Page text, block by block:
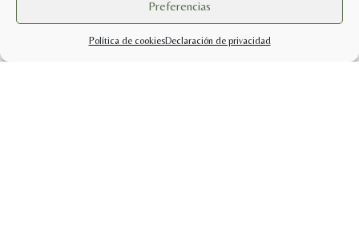
Preferencias
Política de cookiesDeclaración de privacidad